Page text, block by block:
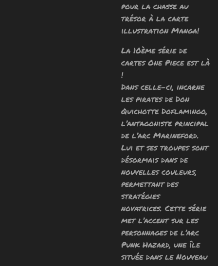
pour la chasse au
trésor à la carte
illustration Manga!
La 10ème série de
cartes One Piece est là
!
Dans celle-ci, incarne
les pirates de Don
Quichotte Doflamingo,
l’antagoniste principal
de l’arc Marineford.
Lui et ses troupes sont
désormais dans de
nouvelles couleurs,
permettant des
stratégies
novatrices. Cette série
met l’accent sur les
personnages de l’arc
Punk Hazard, une île
située dans le Nouveau